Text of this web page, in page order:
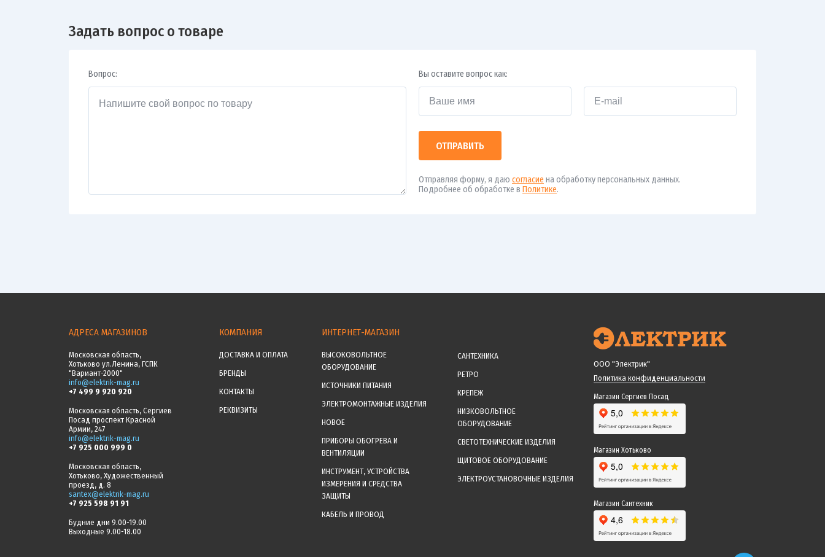
Задать вопрос о товаре
Вопрос: Вы оставите вопрос как:
ОТПРАВИТЬ
Отправляя форму, я даю согласие на обработку персональных данных.
Подробнее об обработке в Политике.
АДРЕСА МАГАЗИНОВ
Московская область,
Хотьково ул.Ленина, ГСПК
"Вариант-2000"
info@elektrik-mag.ru
+7 499 9 920 920
Московская область, Сергиев
Посад проспект Красной
Армии, 247
info@elektrik-mag.ru
+7 925 000 999 0
Московская область,
Хотьково, Художественный
проезд, д. 8
santex@elektrik-mag.ru
+7 925 598 91 91
Будние дни 9.00-19.00
Выходные 9.00-18.00
КОМПАНИЯ
ДОСТАВКА И ОПЛАТА
БРЕНДЫ
КОНТАКТЫ
РЕКВИЗИТЫ
ИНТЕРНЕТ-МАГАЗИН
ВЫСОКОВОЛЬТНОЕ
ОБОРУДОВАНИЕ
ИСТОЧНИКИ ПИТАНИЯ
ЭЛЕКТРОМОНТАЖНЫЕ ИЗДЕЛИЯ
НОВОЕ
ПРИБОРЫ ОБОГРЕВА И
ВЕНТИЛЯЦИИ
ИНСТРУМЕНТ, УСТРОЙСТВА
ИЗМЕРЕНИЯ И СРЕДСТВА
ЗАЩИТЫ
КАБЕЛЬ И ПРОВОД
САНТЕХНИКА
РЕТРО
КРЕПЕЖ
НИЗКОВОЛЬТНОЕ
ОБОРУДОВАНИЕ
СВЕТОТЕХНИЧЕСКИЕ ИЗДЕЛИЯ
ЩИТОВОЕ ОБОРУДОВАНИЕ
ЭЛЕКТРОУСТАНОВОЧНЫЕ ИЗДЕЛИЯ
ООО "Электрик"
Политика конфиденциальности
Магазин Сергиев Посад
Магазин Хотьково
Магазин Сантехник